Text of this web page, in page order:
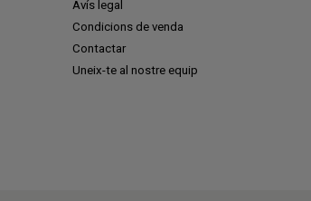
Avís legal
Condicions de venda
Contactar
Uneix-te al nostre equip